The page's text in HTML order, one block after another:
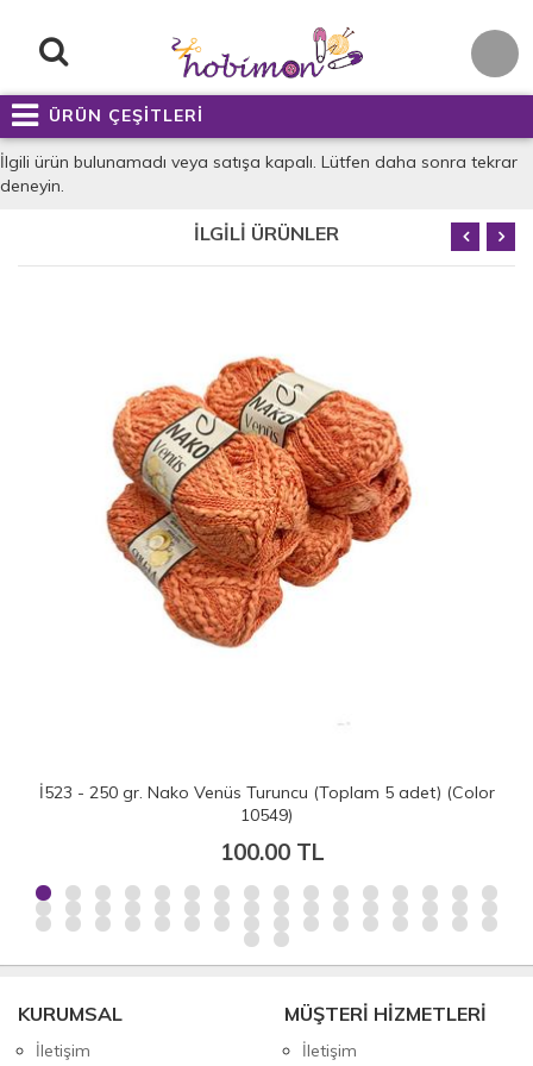
ÜRÜN ÇEŞİTLERİ
İlgili ürün bulunamadı veya satışa kapalı. Lütfen daha sonra tekrar
deneyin.
İLGİLİ ÜRÜNLER
İ523 - 250 gr. Nako Venüs Turuncu (Toplam 5 adet) (Color
10549)
100.00 TL
KURUMSAL
İletişim
MÜŞTERİ HİZMETLERİ
İletişim